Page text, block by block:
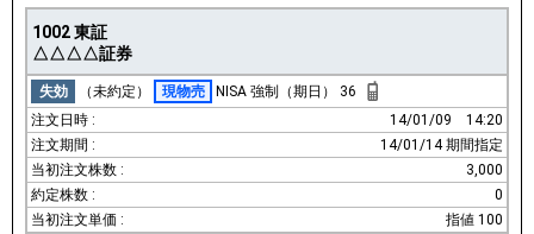
1002 東証
△△△△証券
失効 （未約定） 現物売 NISA 強制（期日）
36
14/01/09
14:20
14/01/14 期間指定
3,000
0
指値 100